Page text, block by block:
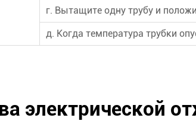
г. Вытащите одну трубу и
д. Когда температура трубки
электрической